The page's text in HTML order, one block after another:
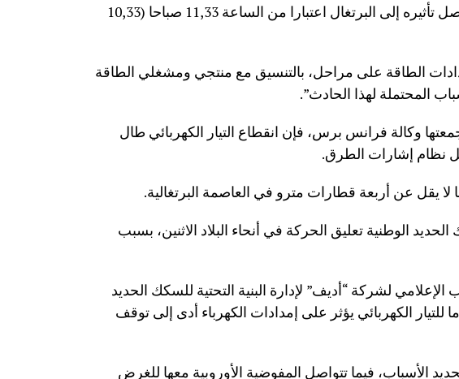
الإيبيرية، أثر أيضا على جزء من فرنسا ووصل تأثيره إلى البرتغال اعتبارا من الساعة 11,33 صباحا (10,33
الطاقة على مراحل، بالتنسيق مع منتجي ومشغلي الطاقة
المحتملة لهذا الحادث”.
وكالة فرانس برس، فإن انقطاع التيار الكهربائي طال
نظام إشارات الطرق.
يقل عن أربعة قطارات مترو في العاصمة البرتغالية.
الوطنية تعليق الحركة في أنحاء البلاد الاثنين، بسبب
لشركة “أديف” لإدارة البنية التحتية للسكك الحديد
الكهربائي يؤثر على إمدادات الكهرباء أدى إلى توقف
الأسباب، فيما تتواصل المفوضية الأوروبية معها للغرض